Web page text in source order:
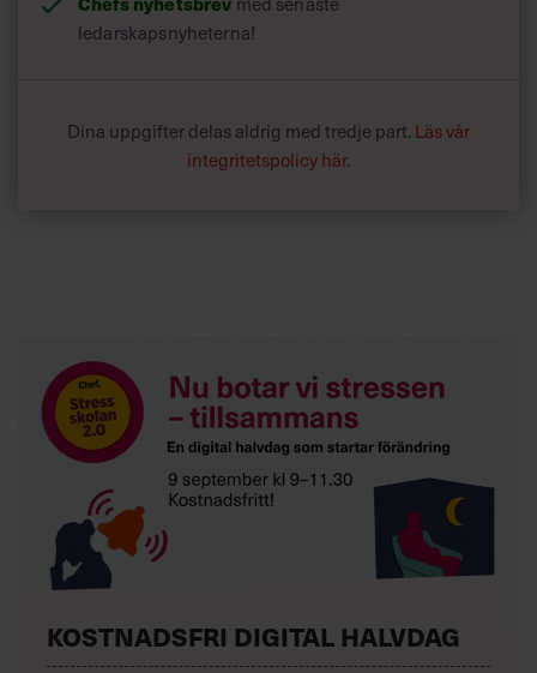
ledarskapsnyheterna!
Dina uppgifter delas aldrig med tredje part. Läs vår
integritetspolicy här.
KOSTNADSFRI DIGITAL HALVDAG